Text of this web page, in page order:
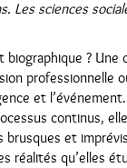
Les sciences
? Une
professionnelle
et
continus,
brusques et
réalités qu’elles